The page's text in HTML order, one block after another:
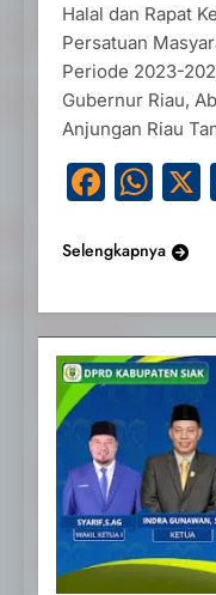
Halal dan Rapat
Persatuan
Periode 2023-
Gubernur Riau,
Anjungan Riau
Selengkapnya